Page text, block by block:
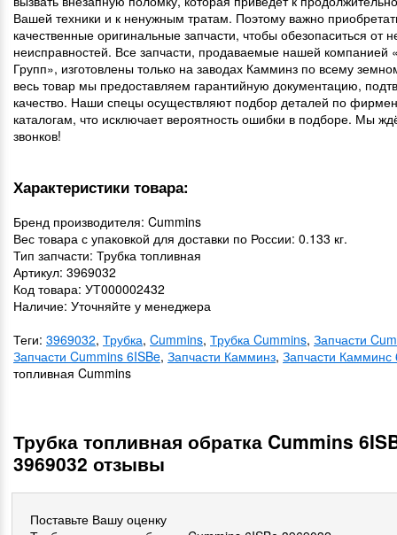
Вашей техники и к ненужным тратам. Поэтому важно
качественные оригинальные запчасти, чтобы обезопаситься от
неисправностей. Все запчасти, продаваемые нашей компанией
Групп», изготовлены только на заводах Камминз по всему
весь товар мы предоставляем гарантийную документацию,
качество. Наши спецы осуществляют подбор деталей по
каталогам, что исключает вероятность ошибки в подборе. Мы
звонков!
Характеристики товара:
Бренд производителя: Cummins
Вес товара с упаковкой для доставки по России: 0.133 кг.
Тип запчасти: Трубка топливная
Артикул: 3969032
Код товара: УТ000002432
Наличие: Уточняйте у менеджера
Теги: 3969032, Трубка, Cummins, Трубка Cummins, Запчасти
Запчасти Cummins 6ISBe, Запчасти Камминз, Запчасти Камминс
топливная Cummins
Трубка топливная обратка Cummins
3969032 отзывы
Поставьте Вашу оценку